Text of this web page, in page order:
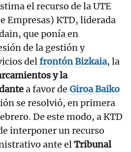
el recurso de la UTE
Empresas) KTD, liderada
que ponía en
de la gestión y
delfrontón Bizkaia, la
y la
a favor de GiroaBaiko
se resolvió, en primera
De este modo, a KTD
interponer un recurso
ante elTribunal